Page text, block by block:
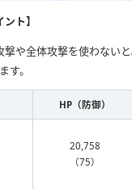
ト】
や全体攻撃を使わない
す。
HP（防御）
20,758
（75）